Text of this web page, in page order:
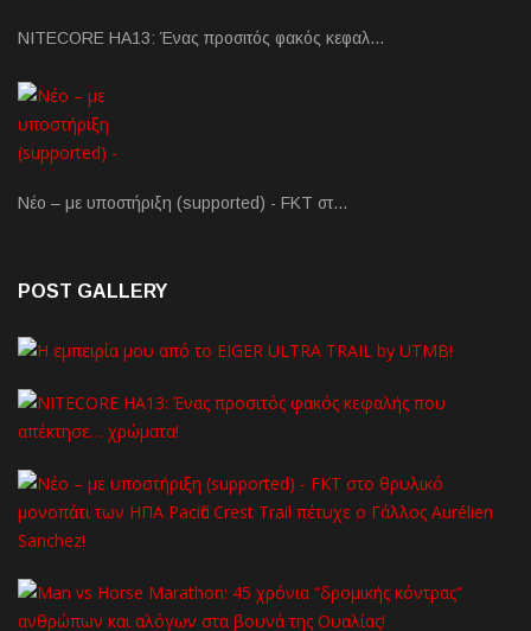
NITECORE HA13: Ένας προσιτός φακός κεφαλ…
Νέο – με υποστήριξη (supported) - FKT στ…
POST GALLERY